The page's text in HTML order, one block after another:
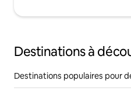
Destinations à
Destinations populaires pour